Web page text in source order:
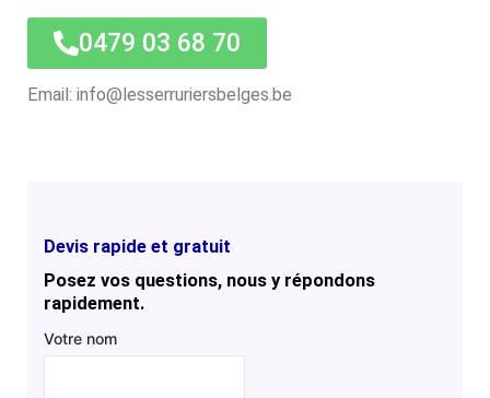
0479 03 68 70
Email: info@lesserruriersbelges.be
Devis rapide et gratuit
Posez vos questions, nous y répondons
rapidement.
Votre nom